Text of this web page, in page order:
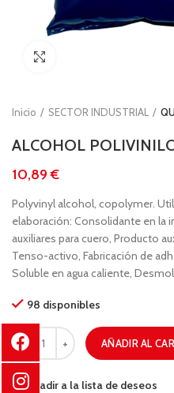
Inicio SECTOR INDUSTRIAL
ALCOHOL
€
Polyvinyl alcohol, copolymer.
elaboración: Consolidante en la
auxiliares para cuero, Producto
Tenso-activo, Fabricación de
Soluble en agua caliente,
98 disponibles
AÑADIR AL
Añadir a la lista de deseos